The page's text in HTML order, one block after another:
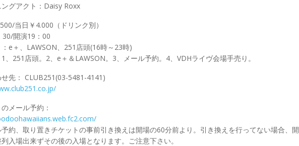
グアクト：Daisy Roxx
当日￥4.000（ドリンク別）
30/開演19：00
e＋、LAWSON、251店頭(16時～23時)
、251店頭。2、e＋＆LAWSON。3、メール予約。4、VDHライヴ会場手売り。
先： CLUB251(03-5481-4141)
メール予約：
約、取り置きチケットの事前引き換えは開場の60分前より。引き換えを行ってない場合、開
入場出来ずその後の入場となります。ご注意下さい。